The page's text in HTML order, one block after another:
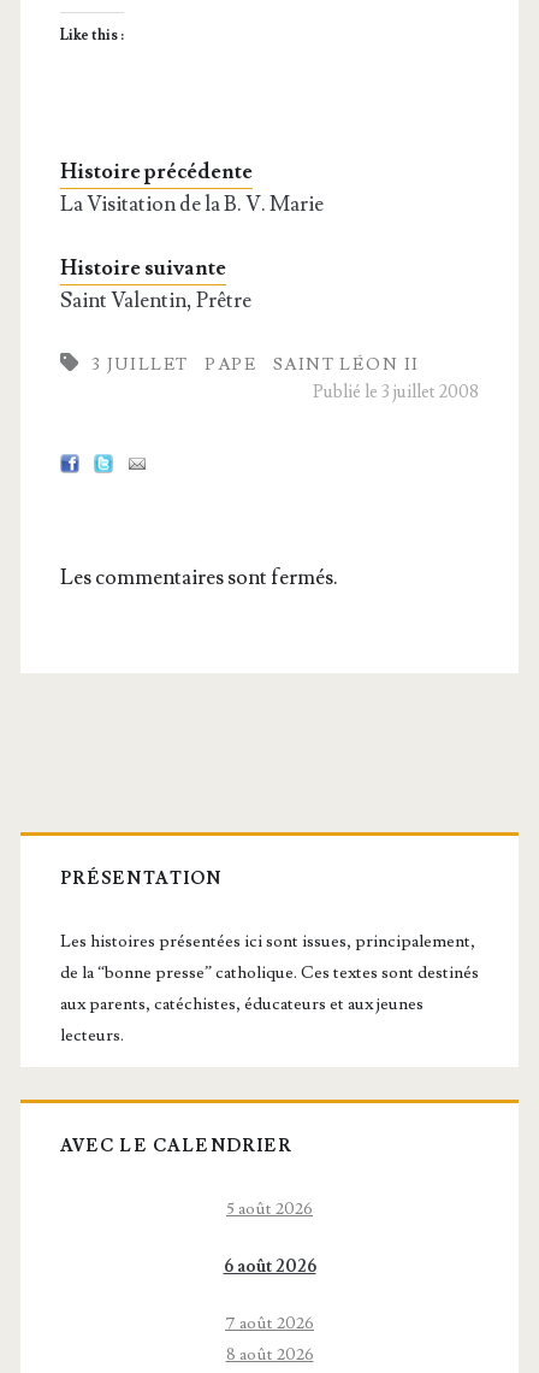
Like this :
Histoire précédente
La Visitation de la B. V. Marie
Histoire suivante
Saint Valentin, Prêtre
3 JUILLET PAPE
SAINT LÉON II
Publié le 3 juillet 2008
Les commentaires sont fermés.
Barre
latérale
principale
PRÉSENTATION
Les histoires présentées ici sont issues, principalement,
de la “bonne presse” catholique. Ces textes sont destinés
aux parents, catéchistes, éducateurs et aux jeunes
lecteurs.
AVEC LE CALENDRIER
5 août 2026
6 août 2026
7 août 2026
8 août 2026